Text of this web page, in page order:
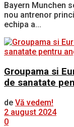
Bayern Munchen
nou antrenor
echipa a...
Groupama si
de sanatate
de Vă vedem!
2 august 2024
0